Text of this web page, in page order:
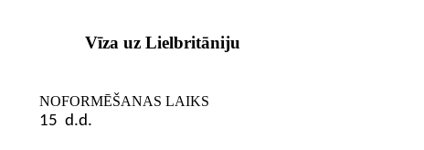
Vīza uz Lielbritāniju
NOFORMĒŠANAS LAIKS
15 d.d.